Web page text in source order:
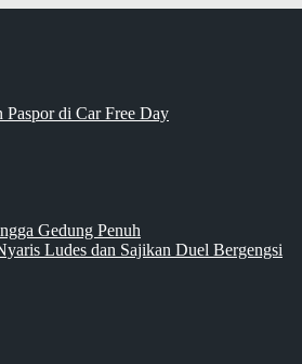
di Car Free Day
Gedung Penuh
Ludes dan Sajikan Duel Bergengsi